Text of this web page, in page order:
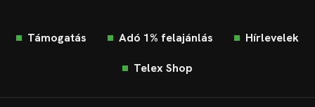
Támogatás Adó 1% felajánlás Hírlevelek
Telex Shop